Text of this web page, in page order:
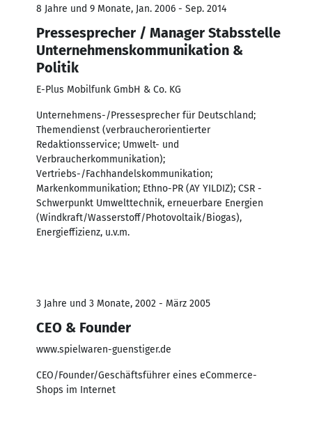
8 Jahre und 9 Monate, Jan. 2006 - Sep. 2014
Pressesprecher / Manager Stabsstelle
Unternehmenskommunikation &
Politik
E-Plus Mobilfunk GmbH & Co. KG
Unternehmens-/Pressesprecher für Deutschland;
Themendienst (verbraucherorientierter
Redaktionsservice; Umwelt- und
Verbraucherkommunikation);
Vertriebs-/Fachhandelskommunikation;
Markenkommunikation; Ethno-PR (AY YILDIZ); CSR -
Schwerpunkt Umwelttechnik, erneuerbare Energien
(Windkraft/Wasserstoff/Photovoltaik/Biogas),
Energieffizienz, u.v.m.
3 Jahre und 3 Monate, 2002 - März 2005
CEO & Founder
www.spielwaren-guenstiger.de
CEO/Founder/Geschäftsführer eines eCommerce-
Shops im Internet